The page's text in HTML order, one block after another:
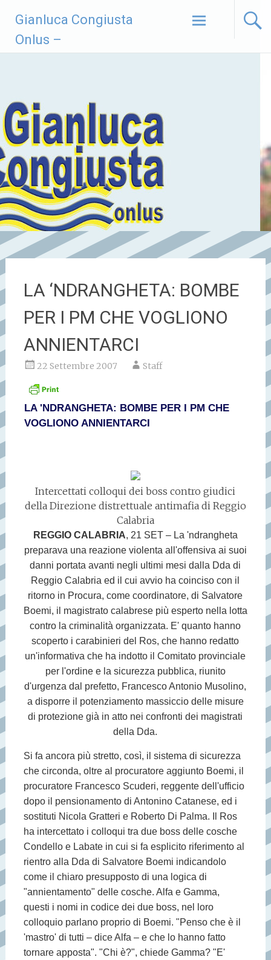
contenuto
Gianluca Congiusta
Onlus –
LA ‘NDRANGHETA: BOMBE
PER I PM CHE VOGLIONO
ANNIENTARCI
22 Settembre 2007 Staff
LA 'NDRANGHETA: BOMBE PER I PM CHE
VOGLIONO ANNIENTARCI
Intercettati colloqui dei boss contro giudici
della Direzione distrettuale antimafia di Reggio
Calabria
REGGIO CALABRIA, 21 SET – La 'ndrangheta
preparava una reazione violenta all'offensiva ai suoi
danni portata avanti negli ultimi mesi dalla Dda di
Reggio Calabria ed il cui avvio ha coinciso con il
ritorno in Procura, come coordinatore, di Salvatore
Boemi, il magistrato calabrese più esperto nella lotta
contro la criminalità organizzata. E' quanto hanno
scoperto i carabinieri del Ros, che hanno redatto
un'informativa che ha indotto il Comitato provinciale
per l'ordine e la sicurezza pubblica, riunito
d'urgenza dal prefetto, Francesco Antonio Musolino,
a disporre il potenziamento massiccio delle misure
di protezione già in atto nei confronti dei magistrati
della Dda.
Si fa ancora più stretto, così, il sistema di sicurezza
che circonda, oltre al procuratore aggiunto Boemi, il
procuratore Francesco Scuderi, reggente dell'ufficio
dopo il pensionamento di Antonino Catanese, ed i
sostituti Nicola Gratteri e Roberto Di Palma. Il Ros
ha intercettato i colloqui tra due boss delle cosche
Condello e Labate in cui si fa esplicito riferimento al
rientro alla Dda di Salvatore Boemi indicandolo
come il chiaro presupposto di una logica di
"annientamento" delle cosche. Alfa e Gamma,
questi i nomi in codice dei due boss, nel loro
colloquio parlano proprio di Boemi. "Penso che è il
'mastro' di tutti – dice Alfa – e che lo hanno fatto
tornare apposta". "Chi è?", chiede Gamma? "E'